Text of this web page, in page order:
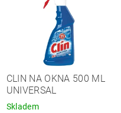
CLIN NA OKNA 500 ML
UNIVERSAL
Skladem